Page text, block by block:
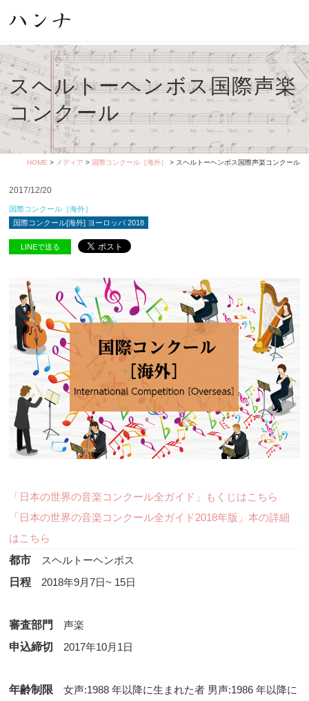
スヘルトーヘンボス国際声楽
コンクール
HOME > メディア > 国際コンクール［海外］ > スヘルトーヘンボス国際声楽コンクール
2017/12/20
国際コンクール［海外］
国際コンクール[海外] ヨーロッパ 2018
LINEで送る
「日本の世界の音楽コンクール全ガイド」もくじはこちら
「日本の世界の音楽コンクール全ガイド2018年版」本の詳細
はこちら
都市 スヘルトーヘンボス
日程 2018年9月7日~ 15日
審査部門
声楽
申込締切
2017年10月1日
年齢制限 女声:1988 年以降に生まれた者 男声:1986 年以降に